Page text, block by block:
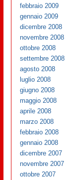
febbraio 2009
gennaio 2009
dicembre 2008
novembre 2008
ottobre 2008
settembre 2008
agosto 2008
luglio 2008
giugno 2008
maggio 2008
aprile 2008
marzo 2008
febbraio 2008
gennaio 2008
dicembre 2007
novembre 2007
ottobre 2007